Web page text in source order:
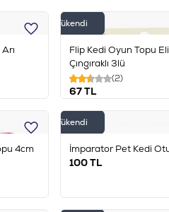
Tükendi
Flip Kedi Oyun Topu
Çıngıraklı 3lü
(2)
67TL
4cm
Tükendi
İmparator Pet Kedi
100TL